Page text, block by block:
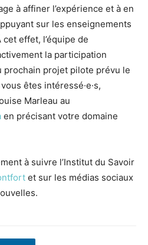
à affiner l’expérience et à en
sur les enseignements
effet, l’équipe de
la participation
prochain projet pilote prévu le
êtes intéressé·e·s,
Marleau au
en précisant votre domaine
à suivre l’Institut du Savoir
et sur les médias sociaux